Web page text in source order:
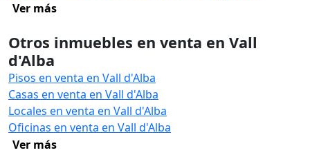
Ver más
Otros inmuebles en venta en Vall
d'Alba
Pisos en venta en Vall d'Alba
Casas en venta en Vall d'Alba
Locales en venta en Vall d'Alba
Oficinas en venta en Vall d'Alba
Ver más